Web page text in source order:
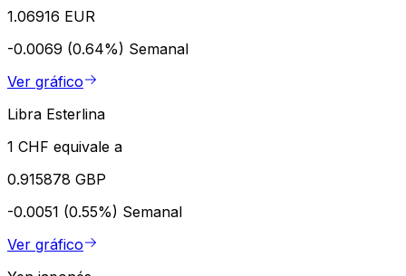
1.06916 EUR
-0.0069 (0.64%) Semanal
Ver gráfico
Libra Esterlina
1 CHF equivale a
0.915878 GBP
-0.0051 (0.55%) Semanal
Ver gráfico